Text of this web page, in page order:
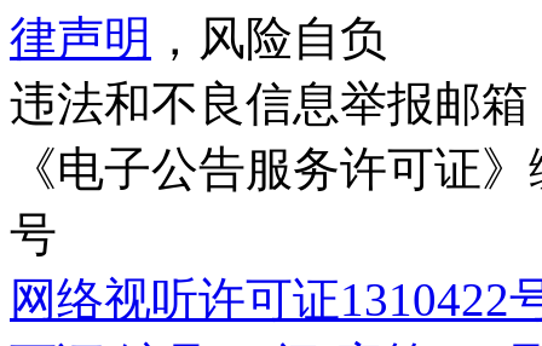
律声明 ，风险自负
违法和不良信息举报邮箱
《电子公告服务许可证
号
网络视听许可证1310422